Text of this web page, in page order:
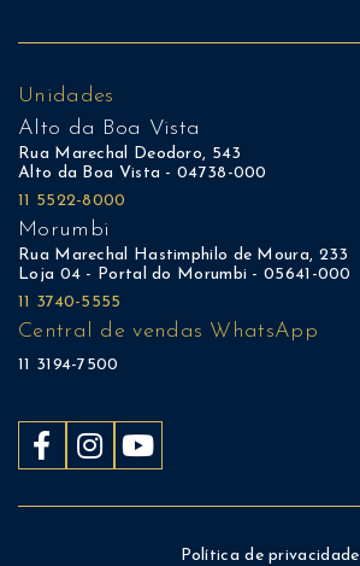
Unidades
Alto da Boa Vista
Rua Marechal Deodoro, 543
Alto da Boa Vista - 04738-000
11 5522-8000
Morumbi
Rua Marechal Hastimphilo de Moura, 233
Loja 04 - Portal do Morumbi - 05641-000
11 3740-5555
Central de vendas WhatsApp
11 3194-7500
Política de privacidade